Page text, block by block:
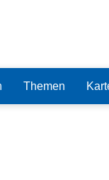
Themen